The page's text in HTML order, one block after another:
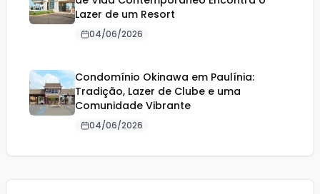
Lazer de um Resort
04/06/2026
Condomínio Okinawa em Paulínia:
Tradição, Lazer de Clube e uma
Comunidade Vibrante
04/06/2026